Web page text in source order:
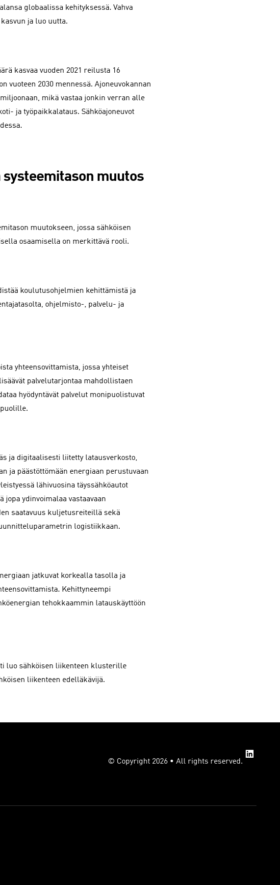
globaalissa kehityksessä. Vahva
ja luo uutta.
kasvaa vuoden 2021 reilusta 16
vuoteen 2030 mennessä. Ajoneuvokannan
mikä vastaa jonkin verran alle
ja työpaikkalataus. Sähköajoneuvot
muutos
muutokseen, jossa sähköisen
osaamisella on merkittävä rooli.
koulutusohjelmien kehittämistä ja
ohjelmisto-, palvelu- ja
yhteensovittamista, jossa yhteiset
palvelutarjontaa mahdollistaen
hyödyntävät palvelut monipuolistuvat
ja digitaalisesti liitetty latausverkosto,
ja päästöttömään energiaan perustuvaan
lähivuosina täyssähköautot
jopa ydinvoimalaa vastaavaan
saatavuus kuljetusreiteillä sekä
logistiikkaan.
jatkuvat korkealla tasolla ja
Kehittyneempi
tehokkaammin latauskäyttöön
luo sähköisen liikenteen klusterille
liikenteen edelläkävijä.
© Copyright 2026 • All rights reserved.